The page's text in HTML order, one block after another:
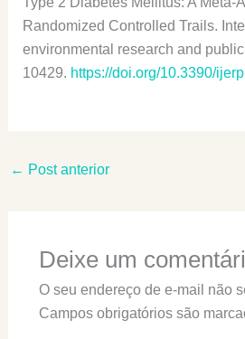
Randomized Controlled Trails.
environmental research and
10429. https://doi.org/10.3390/
← Post anterior
Deixe um
O seu endereço de e-mail não
Campos obrigatórios são